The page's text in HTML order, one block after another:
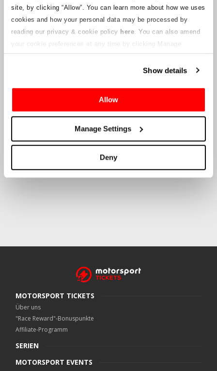
site, by clicking “Allow”. You can learn more about how we uses
cookies and how your personal data may be processed by
reading our privacy & cookie policy here . You can also amend
your cookie preferences at any time by clicking Manage
Cookies in the footer of this site.
Show details
Allow
Manage Settings
Deny
dieser Webseite veröffentlicht, sobald Informationen verfügbar
sind. Wir werden denjenigen mit gültigen Tickets auch eine neue E-
Mail-Adresse für den Kundenservice zur Verfügung stellen, die von
einem verbundenen Unternehmen verwaltet wird. Crowe U.K. LLP
kann keine Fragen zum Ticketvorgang und zum Zeitpunkt der
Liquidation zur Verfügung stellen, einschließlich Unterlagen
darüber, wie Sie eine Forderung gegen das Unternehmen geltend
machen können.
kann kontaktiert werden unter
motorsport.tickets@crowe.co.uk
MOTORSPORT TICKETS
Über uns
"Race Reward"-Bonuspunkte
Affiliate-Programm
SERIEN
MOTORSPORT EVENTS